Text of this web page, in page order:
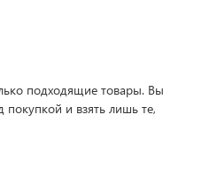
подходящие товары. Вы
и взять лишь те,